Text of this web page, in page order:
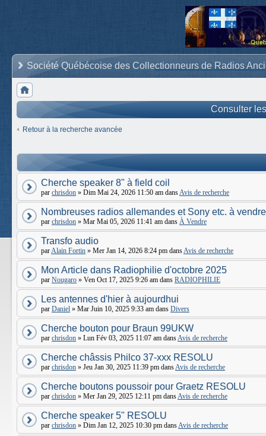
Société Québécoise des Collectionneurs de Radios
Consulter
Retour à la recherche avancée
Cherche speaker 8" à field coil
par chrisdon » Dim Mai 24, 2026 11:50 am dansAvis de recherche
Nombreuses radios allemandes et Sony etc. à vendre
par chrisdon » Mar Mai 05, 2026 11:41 am dans À Vendre
Transfo audio
parAlain Fortin » Mer Jan 14, 2026 8:24 pm dansAvis de recherche
Mon Article dans Radiophilie d'octobre 2025
par Nougaro » Ven Oct 17, 2025 9:26 am dans RADIOPHILIE
Les antennes d'hier à aujourdhui
par Daniel » Mar Juin 10, 2025 9:33 am dans Divers
Cherche bouton pour Braun 99UKW
par chrisdon » Lun Fév 03, 2025 11:07 am dansAvis de recherche
Cherche châssis Philco 37-xxx RESOLU
par chrisdon » Jeu Jan 30, 2025 11:39 pm dansAvis de recherche
Cherche boutons poussoir pour Graetz RESOLU
par chrisdon » Mer Jan 29, 2025 12:11 pm dansAvis de recherche
Cherche speaker 5" RESOLU
par chrisdon » Dim Jan 12, 2025 10:30 pm dansAvis de recherche